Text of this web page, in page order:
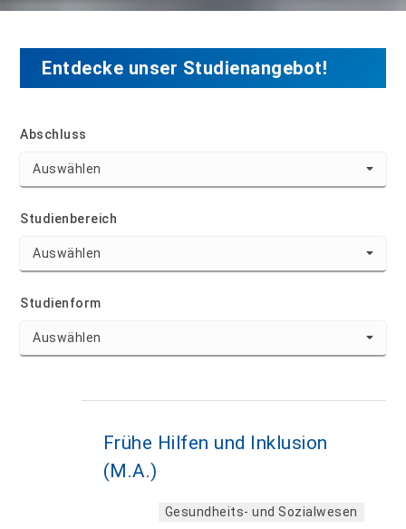
Entdecke unser Studienangebot!
Abschluss
Studienbereich
Studienform
Frühe Hilfen und Inklusion
(M.A.)
Gesundheits- und Sozialwesen